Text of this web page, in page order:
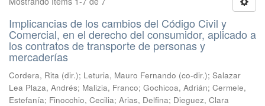
Implicancias de los cambios del Código Civil y
Comercial, en el derecho del consumidor, aplicado a
los contratos de transporte de personas y
mercaderías
Cordera, Rita (dir.); Leturia, Mauro Fernando (co-dir.); Salazar
Lea Plaza, Andrés; Malizia, Franco; Gochicoa, Adrián; Cermele,
Estefanía; Finocchio, Cecilia; Arias, Delfina; Dieguez, Clara